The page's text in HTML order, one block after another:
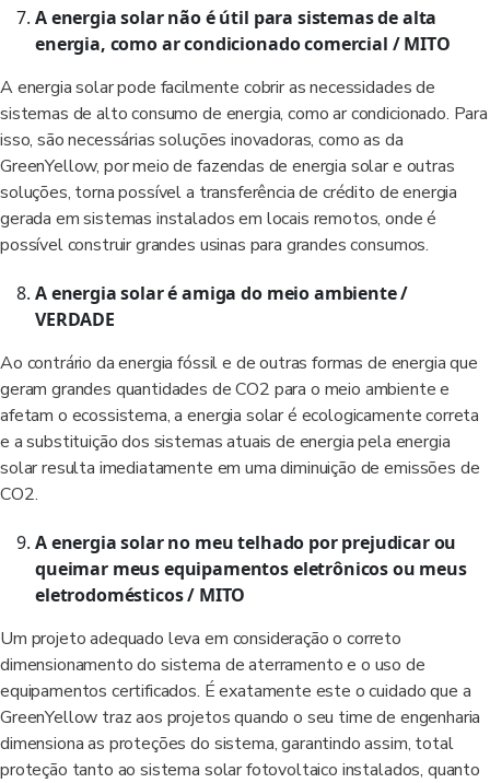
A energia solar não é útil para sistemas de alta
energia, como ar condicionado comercial / MITO
A energia solar pode facilmente cobrir as necessidades de
sistemas de alto consumo de energia, como ar condicionado. Para
isso, são necessárias soluções inovadoras, como as da
GreenYellow, por meio de fazendas de energia solar e outras
soluções, torna possível a transferência de crédito de energia
gerada em sistemas instalados em locais remotos, onde é
possível construir grandes usinas para grandes consumos.
A energia solar é amiga do meio ambiente /
VERDADE
Ao contrário da energia fóssil e de outras formas de energia que
geram grandes quantidades de CO2 para o meio ambiente e
afetam o ecossistema, a energia solar é ecologicamente correta
e a substituição dos sistemas atuais de energia pela energia
solar resulta imediatamente em uma diminuição de emissões de
CO2.
A energia solar no meu telhado por prejudicar ou
queimar meus equipamentos eletrônicos ou meus
eletrodomésticos / MITO
Um projeto adequado leva em consideração o correto
dimensionamento do sistema de aterramento e o uso de
equipamentos certificados. É exatamente este o cuidado que a
GreenYellow traz aos projetos quando o seu time de engenharia
dimensiona as proteções do sistema, garantindo assim, total
proteção tanto ao sistema solar fotovoltaico instalados, quanto